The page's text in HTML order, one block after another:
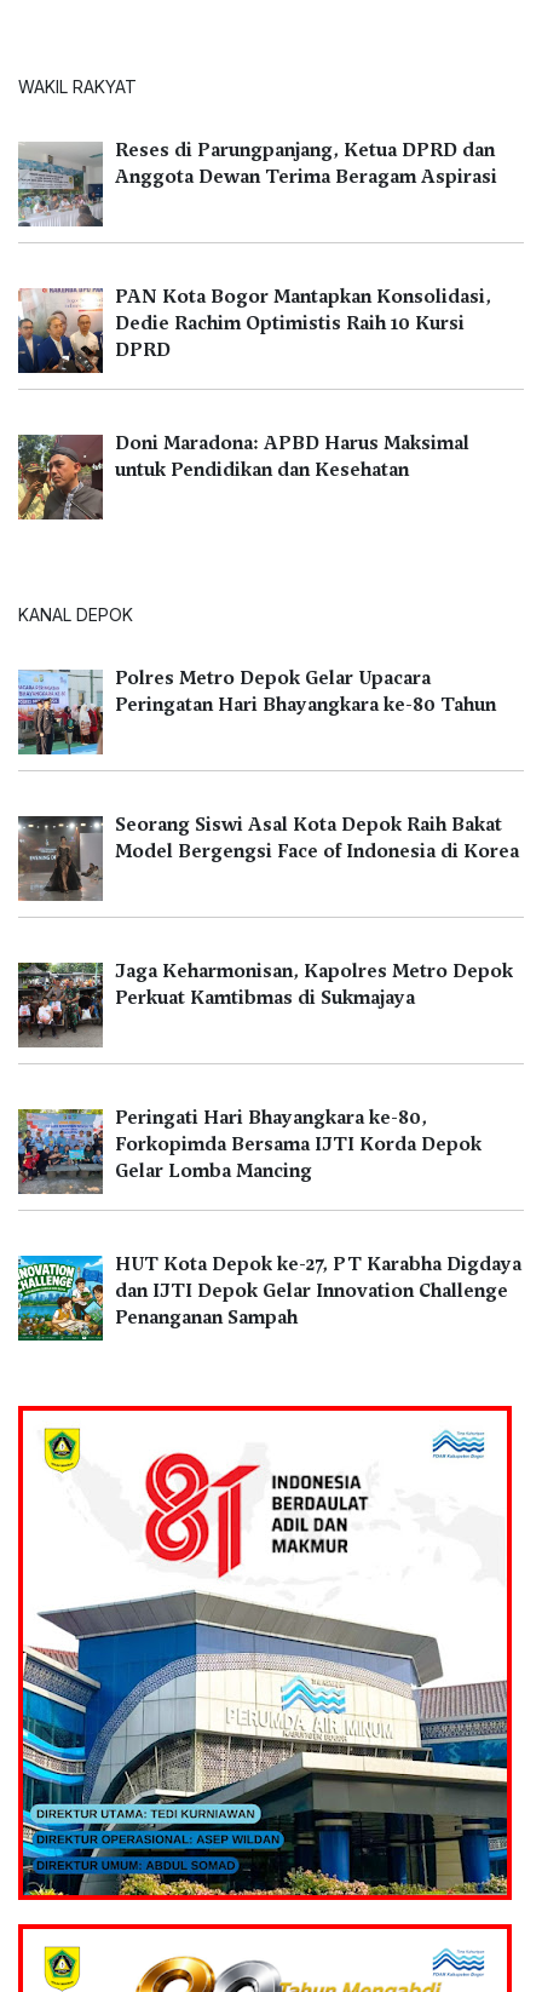
WAKIL RAKYAT
Reses di Parungpanjang, Ketua DPRD dan
Anggota Dewan Terima Beragam Aspirasi
PAN Kota Bogor Mantapkan Konsolidasi,
Dedie Rachim Optimistis Raih 10 Kursi
DPRD
Doni Maradona: APBD Harus Maksimal
untuk Pendidikan dan Kesehatan
KANAL DEPOK
Polres Metro Depok Gelar Upacara
Peringatan Hari Bhayangkara ke-80 Tahun
Seorang Siswi Asal Kota Depok Raih Bakat
Model Bergengsi Face of Indonesia di Korea
Jaga Keharmonisan, Kapolres Metro Depok
Perkuat Kamtibmas di Sukmajaya
Peringati Hari Bhayangkara ke-80,
Forkopimda Bersama IJTI Korda Depok
Gelar Lomba Mancing
HUT Kota Depok ke-27, PT Karabha Digdaya
dan IJTI Depok Gelar Innovation Challenge
Penanganan Sampah